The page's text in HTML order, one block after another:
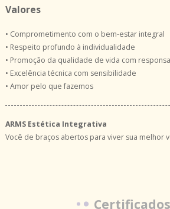
Valores
• Comprometimento com o bem-estar integral
• Respeito profundo à individualidade
• Promoção da qualidade de vida com
• Excelência técnica com sensibilidade
• Amor pelo que fazemos
ARMS Estética Integrativa
Você de braços abertos para viver sua melhor
Certificados